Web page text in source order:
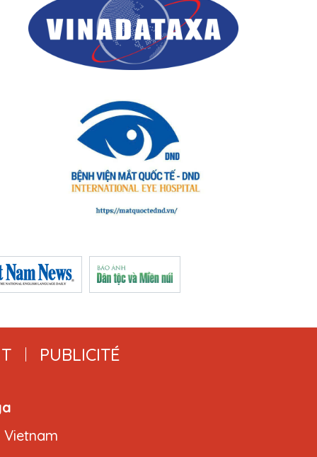
PUBLICITÉ
Vietnam